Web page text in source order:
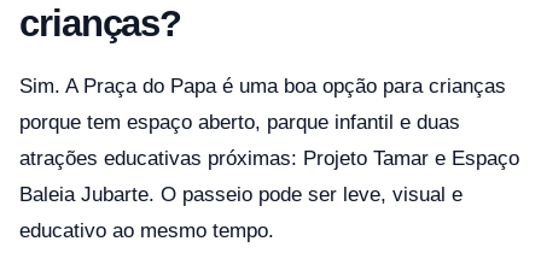
crianças?
Sim. A Praça do Papa é uma boa opção para crianças
porque tem espaço aberto, parque infantil e duas
atrações educativas próximas: Projeto Tamar e Espaço
Baleia Jubarte. O passeio pode ser leve, visual e
educativo ao mesmo tempo.